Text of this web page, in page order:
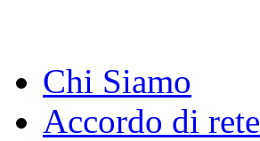
Chi Siamo
Accordo di rete